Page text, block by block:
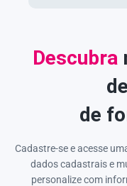
Descubra
de
Cadastre-se e acesse
dados cadastrais e
personalize com